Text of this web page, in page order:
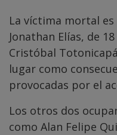
La víctima mortal
Jonathan Elías, de
Cristóbal
lugar como
provocadas por el
Los otros dos
como Alan Felipe